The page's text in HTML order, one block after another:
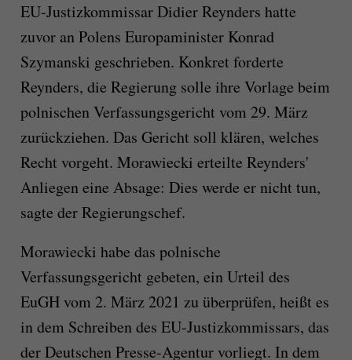
EU-Justizkommissar Didier Reynders hatte
zuvor an Polens Europaminister Konrad
Szymanski geschrieben. Konkret forderte
Reynders, die Regierung solle ihre Vorlage beim
polnischen Verfassungsgericht vom 29. März
zurückziehen. Das Gericht soll klären, welches
Recht vorgeht. Morawiecki erteilte Reynders'
Anliegen eine Absage: Dies werde er nicht tun,
sagte der Regierungschef.
Morawiecki habe das polnische
Verfassungsgericht gebeten, ein Urteil des
EuGH vom 2. März 2021 zu überprüfen, heißt es
in dem Schreiben des EU-Justizkommissars, das
der Deutschen Presse-Agentur vorliegt. In dem